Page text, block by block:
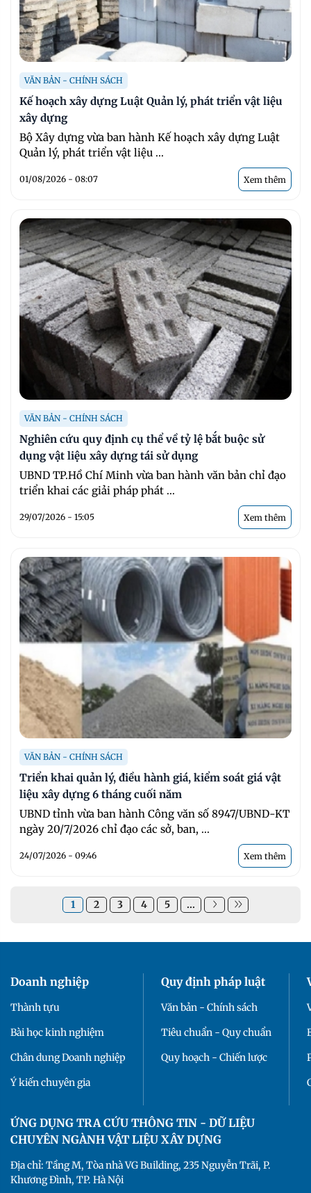
VĂN BẢN - CHÍNH SÁCH
Kế hoạch xây dựng Luật Quản lý, phát triển vật liệu
xây dựng
Bộ Xây dựng vừa ban hành Kế hoạch xây dựng Luật
Quản lý, phát triển vật liệu ...
01/08/2026 - 08:07 Xem thêm
VĂN BẢN - CHÍNH SÁCH
Nghiên cứu quy định cụ thể về tỷ lệ bắt buộc sử
dụng vật liệu xây dựng tái sử dụng
UBND TP.Hồ Chí Minh vừa ban hành văn bản chỉ đạo
triển khai các giải pháp phát ...
29/07/2026 - 15:05 Xem thêm
VĂN BẢN - CHÍNH SÁCH
Triển khai quản lý, điều hành giá, kiểm soát giá vật
liệu xây dựng 6 tháng cuối năm
UBND tỉnh vừa ban hành Công văn số 8947/UBND-KT
ngày 20/7/2026 chỉ đạo các sở, ban, ...
24/07/2026 - 09:46 Xem thêm
1 2 3 4 5 ...
Doanh nghiệp
Thành tựu
Bài học kinh nghiệm
Chân dung Doanh nghiệp
Ý kiến chuyên gia
Quy định pháp luật
Văn bản - Chính sách
Tiêu chuẩn - Quy chuẩn
Quy hoạch - Chiến lược
ỨNG DỤNG TRA CỨU THÔNG TIN - DỮ LIỆU
CHUYÊN NGÀNH VẬT LIỆU XÂY DỰNG
Địa chỉ: Tầng M, Tòa nhà VG Building, 235 Nguyễn Trãi, P.
Khương Đình, TP. Hà Nội